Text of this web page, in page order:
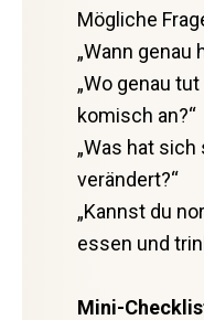
Mögliche
„Wann genau
„Wo genau
komisch an?“
„Was hat
verändert?“
„Kannst du
essen und
Mini-